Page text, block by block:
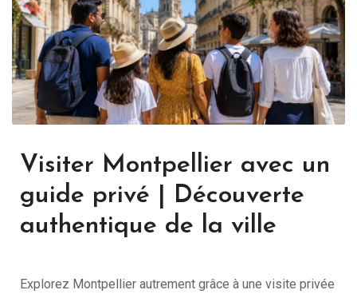
Visiter Montpellier avec un
guide privé | Découverte
authentique de la ville
Explorez Montpellier autrement grâce à une visite privée